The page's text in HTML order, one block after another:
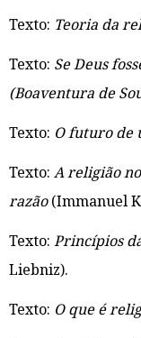
Texto: Teoria da
Texto: Se Deus
(Boaventura de
Texto: O futuro de
Texto: A religião
razão(Immanuel
Texto: Princípios
Liebniz).
Texto: O que é